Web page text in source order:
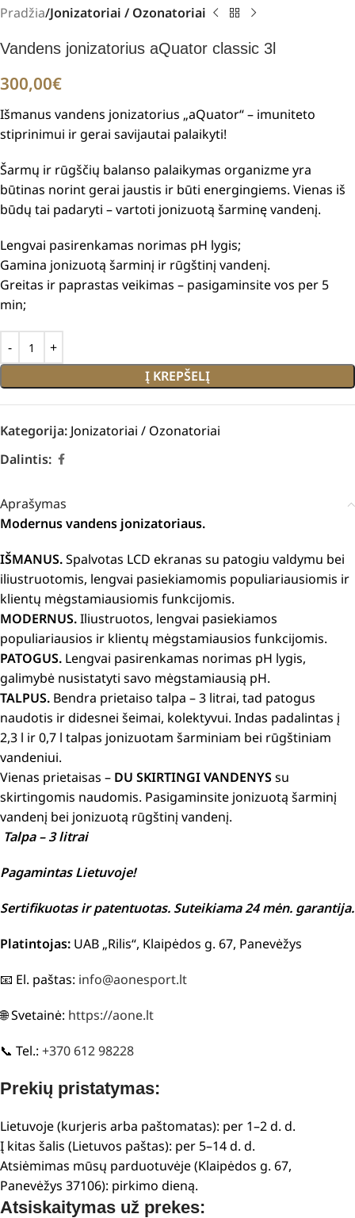
Pradžia Jonizatoriai / Ozonatoriai
Vandens jonizatorius aQuator classic 3l
300,00€
Išmanus vandens jonizatorius „aQuator“ – imuniteto
stiprinimui ir gerai savijautai palaikyti!
Šarmų ir rūgščių balanso palaikymas organizme yra
būtinas norint gerai jaustis ir būti energingiems. Vienas iš
būdų tai padaryti – vartoti jonizuotą šarminę vandenį.
Lengvai pasirenkamas norimas pH lygis;
Gamina jonizuotą šarminį ir rūgštinį vandenį.
Greitas ir paprastas veikimas – pasigaminsite vos per 5
min;
Į KREPŠELĮ
Kategorija: Jonizatoriai / Ozonatoriai
Dalintis:
Aprašymas
Modernus vandens jonizatoriaus.
IŠMANUS.Spalvotas LCD ekranas su patogiu valdymu bei
iliustruotomis, lengvai pasiekiamomis populiariausiomis ir
klientų mėgstamiausiomis funkcijomis.
MODERNUS.Iliustruotos, lengvai pasiekiamos
populiariausios ir klientų mėgstamiausios funkcijomis.
PATOGUS. Lengvai pasirenkamas norimas pH lygis,
galimybė nusistatyti savo mėgstamiausią pH.
TALPUS. Bendra prietaiso talpa – 3 litrai, tad patogus
naudotis ir didesnei šeimai, kolektyvui. Indas padalintas į
2,3 l ir 0,7 l talpas jonizuotam šarminiam bei rūgštiniam
vandeniui.
Vienas prietaisas – DU SKIRTINGI VANDENYS su
skirtingomis naudomis. Pasigaminsite jonizuotą šarminį
vandenį bei jonizuotą rūgštinį vandenį.
Talpa – 3 litrai
Pagamintas Lietuvoje!
Sertifikuotas ir patentuotas. Suteikiama 24 mėn. garantija.
Platintojas: UAB „Rilis“, Klaipėdos g. 67, Panevėžys
📧 El. paštas: info@aonesport.lt
🌐 Svetainė: https://aone.lt
📞 Tel.: +370 612 98228
Prekių pristatymas:
Lietuvoje (kurjeris arba paštomatas): per 1–2 d. d.
Į kitas šalis (Lietuvos paštas): per 5–14 d. d.
Atsiėmimas mūsų parduotuvėje (Klaipėdos g. 67,
Panevėžys 37106): pirkimo dieną.
Atsiskaitymas už prekes: